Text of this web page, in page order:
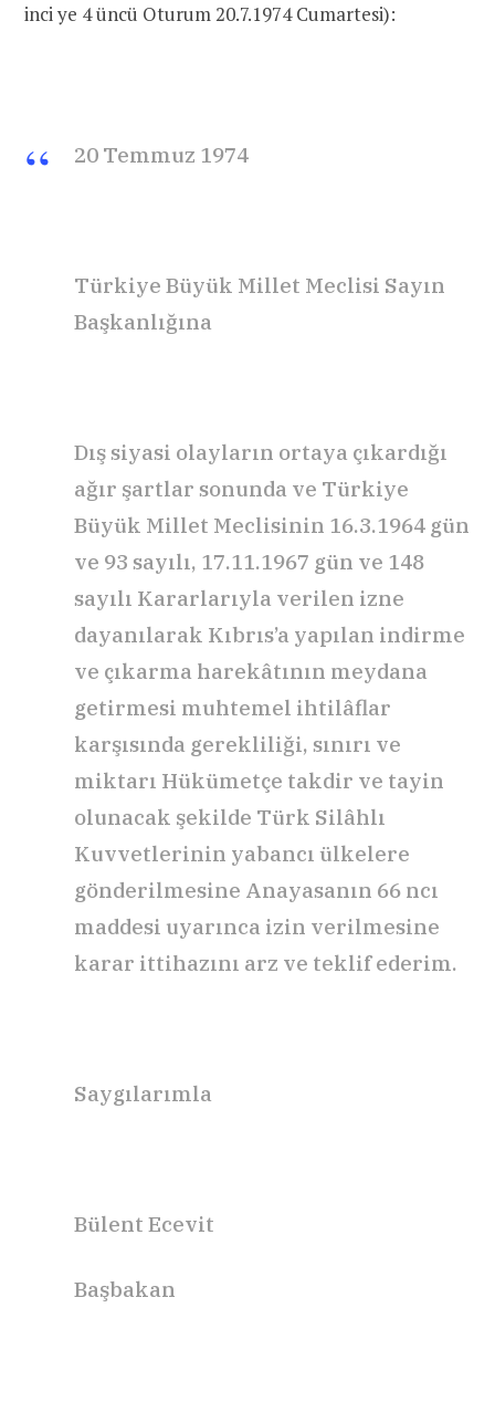
inci ye 4 üncü Oturum 20.7.1974 Cumartesi):
20 Temmuz 1974
Türkiye Büyük Millet Meclisi Sayın
Başkanlığına
Dış siyasi olayların ortaya çıkardığı
ağır şartlar sonunda ve Türkiye
Büyük Millet Meclisinin 16.3.1964 gün
ve 93 sayılı, 17.11.1967 gün ve 148
sayılı Kararlarıyla verilen izne
dayanılarak Kıbrıs’a yapılan indirme
ve çıkarma harekâtının meydana
getirmesi muhtemel ihtilâflar
karşısında gerekliliği, sınırı ve
miktarı Hükümetçe takdir ve tayin
olunacak şekilde Türk Silâhlı
Kuvvetlerinin yabancı ülkelere
gönderilmesine Anayasanın 66 ncı
maddesi uyarınca izin verilmesine
karar ittihazını arz ve teklif ederim.
Saygılarımla
Bülent Ecevit
Başbakan